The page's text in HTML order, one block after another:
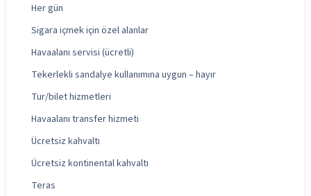
Her gün
Sigara içmek için özel alanlar
Havaalanı servisi (ücretli)
Tekerlekli sandalye kullanımına uygun – hayır
Tur/bilet hizmetleri
Havaalanı transfer hizmeti
Ücretsiz kahvaltı
Ücretsiz kontinental kahvaltı
Teras